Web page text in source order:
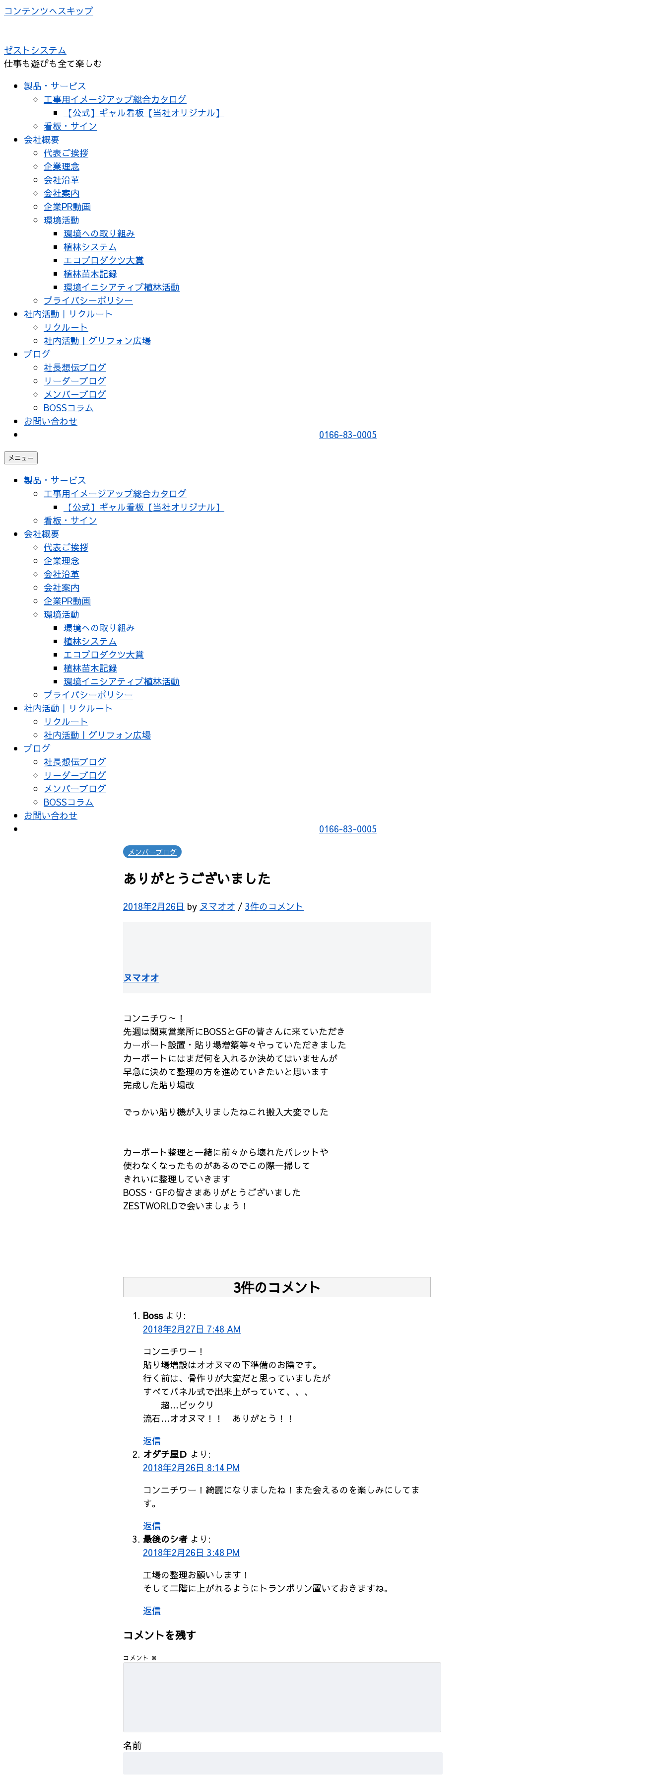
コンテンツへスキップ
ゼストシステム
仕事も遊びも全て楽しむ
製品・サービス
工事用イメージアップ総合カタログ
【公式】ギャル看板【当社オリジナル】
看板・サイン
会社概要
代表ご挨拶
企業理念
会社沿革
会社案内
企業PR動画
環境活動
環境への取り組み
植林システム
エコプロダクツ大賞
植林苗木記録
環境イニシアティブ植林活動
プライバシーポリシー
社内活動｜リクルート
リクルート
社内活動｜グリフォン広場
ブログ
社長想伝ブログ
リーダーブログ
メンバーブログ
BOSSコラム
お問い合わせ
0166-83-0005
メニュー
製品・サービス
工事用イメージアップ総合カタログ
【公式】ギャル看板【当社オリジナル】
看板・サイン
会社概要
代表ご挨拶
企業理念
会社沿革
会社案内
企業PR動画
環境活動
環境への取り組み
植林システム
エコプロダクツ大賞
植林苗木記録
環境イニシアティブ植林活動
プライバシーポリシー
社内活動｜リクルート
リクルート
社内活動｜グリフォン広場
ブログ
社長想伝ブログ
リーダーブログ
メンバーブログ
BOSSコラム
お問い合わせ
0166-83-0005
メンバーブログ
ありがとうございました
2018年2月26日 by ヌマオオ / 3件のコメント
ヌマオオ
コンニチワ～！
先週は関東営業所にBOSSとGFの皆さんに来ていただき
カーポート設置・貼り場増築等々やっていただきました
カーポートにはまだ何を入れるか決めてはいませんが
早急に決めて整理の方を進めていきたいと思います
完成した貼り場改
でっかい貼り機が入りましたねこれ搬入大変でした
カーポート整理と一緒に前々から壊れたパレットや
使わなくなったものがあるのでこの際一掃して
きれいに整理していきます
BOSS・GFの皆さまありがとうございました
ZESTWORLDで会いましょう！
3件のコメント
Boss より:
2018年2月27日 7:48 AM
コンニチワー！
貼り場増設はオオヌマの下準備のお陰です。
行く前は、骨作りが大変だと思っていましたが
すべてパネル式で出来上がっていて、、、
超…ビックリ
流石…オオヌマ！！ ありがとう！！
返信
オダチ屋Ｄ より:
2018年2月26日 8:14 PM
コンニチワー！綺麗になりましたね！また会えるのを楽しみにしてま
す。
返信
最後のシ者 より:
2018年2月26日 3:48 PM
工場の整理お願いします！
そして二階に上がれるようにトランポリン置いておきますね。
返信
コメントを残す
コメント ※
名前